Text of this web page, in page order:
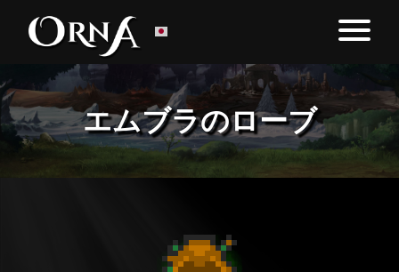
エムブラのローブ